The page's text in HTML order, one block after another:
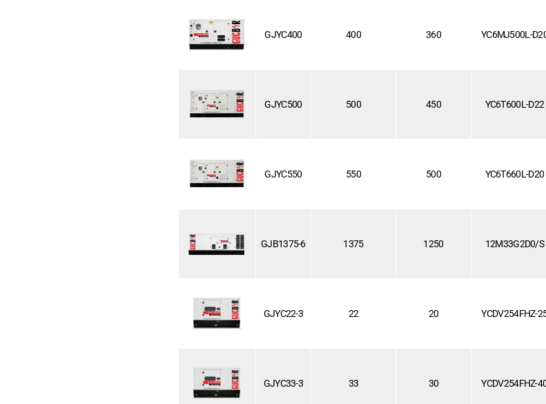
GJYC400 400 360 YC6MJ500L-
GJYC500 500 450 YC6T600L-D22
GJYC550 550 500 YC6T660L-D20
GJB1375-6 1375 1250 12M33G2D0/S
GJYC22-3 22 20 YCDV254FHZ-
GJYC33-3 33 30 YCDV254FHZ-